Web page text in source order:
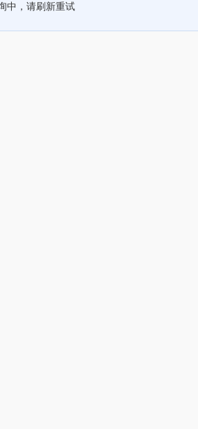
中，请刷新重试